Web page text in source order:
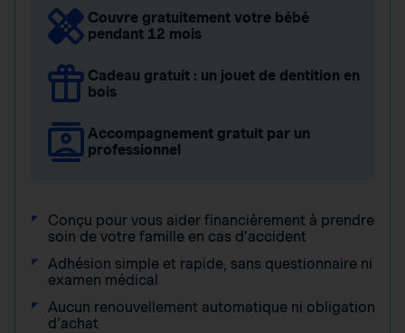
Couvre gratuitement votre bébé
pendant 12 mois
Cadeau gratuit : un jouet de dentition en
bois
Accompagnement gratuit par un
professionnel
Conçu pour vous aider financièrement à prendre
soin de votre famille en cas d’accident
Adhésion simple et rapide, sans questionnaire ni
examen médical
Aucun renouvellement automatique ni obligation
d’achat